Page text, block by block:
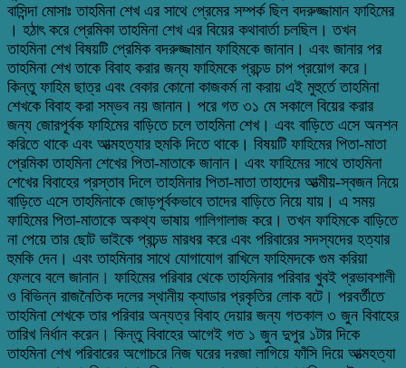
বাসিন্দা মোসাঃ তাহমিনা শেখ এর সাথে প্রেমের সম্পর্ক ছিল বদরুজ্জামান ফাহিমের
। হঠাৎ করে প্রেমিকা তাহমিনা শেখ এর বিয়ের কথাবার্তা চলছিল। তখন
তাহমিনা শেখ বিষয়টি প্রেমিক বদরুজ্জামান ফাহিমকে জানান। এবং জানার পর
তাহমিনা শেখ তাকে বিবাহ করার জন্য ফাহিমকে প্রচন্ড চাপ প্রয়োগ করে।
কিন্তু ফাহিম ছাত্র এবং বেকার কোনো কাজকর্ম না করায় এই মুহুর্তে তাহমিনা
শেখকে বিবাহ করা সম্ভব নয় জানান। পরে গত ৩১ মে সকালে বিয়ের করার
জন্য জোরপূর্বক ফাহিমের বাড়িতে চলে তাহমিনা শেখ। এবং বাড়িতে এসে অনশন
করিতে থাকে এবং আত্মহত্যার হুমকি দিতে থাকে। বিষয়টি ফাহিমের পিতা-মাতা
প্রেমিকা তাহমিনা শেখের পিতা-মাতাকে জানান। এবং ফাহিমের সাথে তাহমিনা
শেখের বিবাহের প্রস্তাব দিলে তাহমিনার পিতা-মাতা তাহাদের আত্মীয়-স্বজন নিয়ে
বাড়িতে এসে তাহমিনাকে জোড়পূর্বকভাবে তাদের বাড়িতে নিয়ে যায়। এ সময়
ফাহিমের পিতা-মাতাকে অকথ্য ভাষায় গালিগালাজ করে। তখন ফাহিমকে বাড়িতে
না পেয়ে তার ছোট ভাইকে প্রচন্ড মারধর করে এবং পরিবারের সদস্যদের হত্যার
হুমকি দেন। এবং তাহমিনার সাথে যোগাযোগ রাখিলে ফাহিমদকে গুম করিয়া
ফেলবে বলে জানান। ফাহিমের পরিবার থেকে তাহমিনার পরিবার খুবই প্রভাবশালী
ও বিভিন্ন রাজনৈতিক দলের স্থানীয় ক্যাডার প্রকৃতির লোক বটে। পরবর্তীতে
তাহমিনা শেখকে তার পরিবার অন্যত্র বিবাহ দেয়ার জন্য গতকাল ৩ জুন বিবাহের
তারিখ নির্ধান করেন। কিন্তু বিবাহের আগেই গত ১ জুন দুপুর ১টার দিকে
তাহমিনা শেখ পরিবারের অগোচরে নিজ ঘরের দরজা লাগিয়ে ফাঁসি দিয়ে আত্মহত্যা